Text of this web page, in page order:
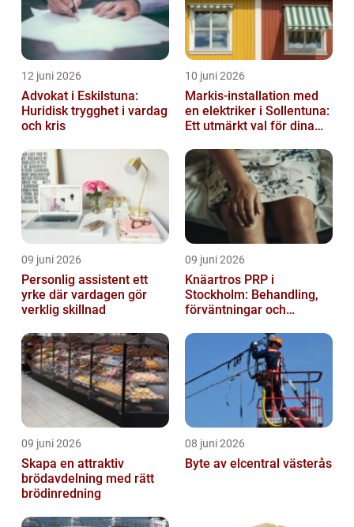
12 juni 2026
Advokat i Eskilstuna:
Huridisk trygghet i vardag
och kris
10 juni 2026
Markis-installation med
en elektriker i Sollentuna:
Ett utmärkt val för dina
09 juni 2026
Personlig assistent ett
yrke där vardagen gör
verklig skillnad
09 juni 2026
Knäartros PRP i
Stockholm: Behandling,
förväntningar och
09 juni 2026
Skapa en attraktiv
brödavdelning med rätt
brödinredning
08 juni 2026
Byte av elcentral västerås